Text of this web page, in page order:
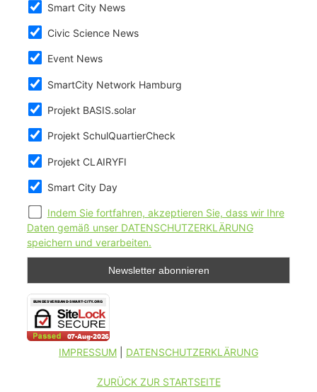
Smart City News
Civic Science News
Event News
SmartCity Network Hamburg
Projekt BASIS.solar
Projekt SchulQuartierCheck
Projekt CLAIRYFI
Smart City Day
Indem Sie fortfahren, akzeptieren Sie, dass wir Ihre
Daten gemäß unser DATENSCHUTZERKLÄRUNG
speichern und verarbeiten.
IMPRESSUM DATENSCHUTZERKLÄRUNG
ZURÜCK ZUR STARTSEITE